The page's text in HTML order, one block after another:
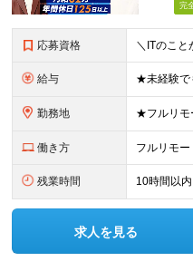
完
応募資格
給与
勤務地
働き方 フルリモ
残業時間 10時間以内
求人を見る